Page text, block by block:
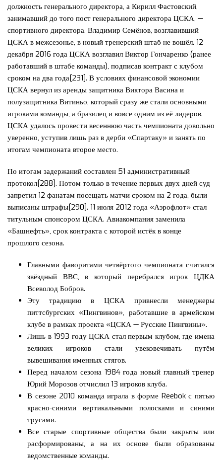
должность генерального директора, а Кирилл Фастовский,
занимавший до того пост генерального директора ЦСКА, —
спортивного директора. Владимир Семёнов, возглавивший
ЦСКА в межсезонье, в новый тренерский штаб не вошёл. 12
декабря 2016 года ЦСКА возглавил Виктор Гончаренко (ранее
работавший в штабе команды), подписав контракт с клубом
сроком на два года[231]. В условиях финансовой экономии
ЦСКА вернул из аренды защитника Виктора Васина и
полузащитника Витиньо, который сразу же стали основными
игроками команды, а бразилец и вовсе одним из её лидеров.
ЦСКА удалось провести весеннюю часть чемпионата довольно
уверенно, уступив лишь раз в дерби «Спартаку» и занять по
итогам чемпионата второе место.
По итогам задержаний составлен 51 административный
протокол[288]. Потом только в течение первых двух дней суд
запретил 12 фанатам посещать матчи сроком на 2 года, были
выписаны штрафы[290]. 11 июля 2012 года «Аэрофлот» стал
титульным спонсором ЦСКА. Авиакомпания заменила
«Башнефть», срок контракта с которой истёк в конце
прошлого сезона.
Главными фаворитами четвёртого чемпионата считался
звёздный ВВС, в который перебрался игрок ЦДКА
Всеволод Бобров.
Эту традицию в ЦСКА привнесли менеджеры
питтсбургских «Пингвинов», работавшие в армейском
клубе в рамках проекта «ЦСКА — Русские Пингвины».
Лишь в 1993 году ЦСКА стал первым клубом, где имена
великих игроков стали увековечивать путём
вывешивания именных стягов.
Перед началом сезона 1984 года новый главный тренер
Юрий Морозов отчислил 13 игроков клуба.
В сезоне 2010 команда играла в форме Reebok с пятью
красно-синими вертикальными полосками и синими
трусами.
Все старые спортивные общества были закрыты или
расформированы, а на их основе были образованы
ведомственные команды.